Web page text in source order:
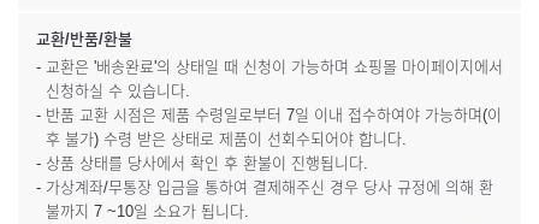
교환/반품/환불
- 교환은 '배송완료'의 상태일 때 신청이 가능하며 쇼핑몰 마이페이지에서
신청하실 수 있습니다.
- 반품 교환 시점은 제품 수령일로부터 7일 이내 접수하여야 가능하며(이
후 불가) 수령 받은 상태로 제품이 선회수되어야 합니다.
- 상품 상태를 당사에서 확인 후 환불이 진행됩니다.
- 가상계좌/무통장 입금을 통하여 결제해주신 경우 당사 규정에 의해 환
불까지 7 ~10일 소요가 됩니다.